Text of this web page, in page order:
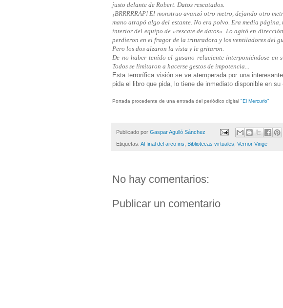
justo delante de Robert. Datos rescatados.
¡BRRRRRAP! El monstruo avanzó otro metro, dejando otro
mano atrapó algo del estante. No era polvo. Era media
interior del equipo de «rescate de datos». Lo agitó en
perdieron en el fragor de la trituradora y los ventiladores del
Pero los dos alzaron la vista y le gritaron.
De no haber tenido el gusano reluciente interponiéndose
Todos se limitaron a hacerse gestos de impotencia...
Esta terrorífica visión se ve atemperada por una
pida el libro que pida, lo tiene de inmediato disponible en su
Portada procedente de una entrada del periódico digital "El Mercurio"
Publicado por Gaspar Agulló Sánchez
Etiquetas: Al final del arco iris Bibliotecas virtuales Vernor Vinge
No hay comentarios:
Publicar un comentario